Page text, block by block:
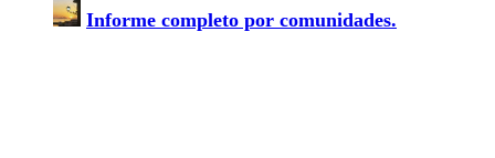
Informe completo por comunidades.